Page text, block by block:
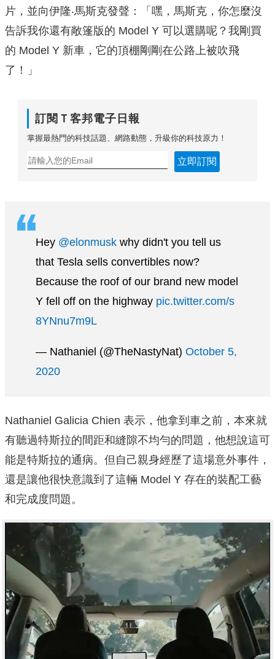
片，並向伊隆‧馬斯克發聲：「嘿，馬斯克，你怎麼沒
告訴我你還有敞篷版的 Model Y 可以選購呢？我剛買
的 Model Y 新車，它的頂棚剛剛在公路上被吹飛
了！」
訂閱Ｔ客邦電子日報
掌握最熱門的科技話題、網路動態，升級你的科技原力！
立即訂閱
Hey @elonmusk why didn't you tell us
that Tesla sells convertibles now?
Because the roof of our brand new model
Y fell off on the highway pic.twitter.com/s
8YNnu7m9L
— Nathaniel (@TheNastyNat) October 5,
2020
Nathaniel Galicia Chien 表示，他拿到車之前，本來就
有聽過特斯拉的間距和縫隙不均勻的問題，他想說這可
能是特斯拉的通病。但自己親身經歷了這場意外事件，
還是讓他很快意識到了這輛 Model Y 存在的裝配工藝
和完成度問題。